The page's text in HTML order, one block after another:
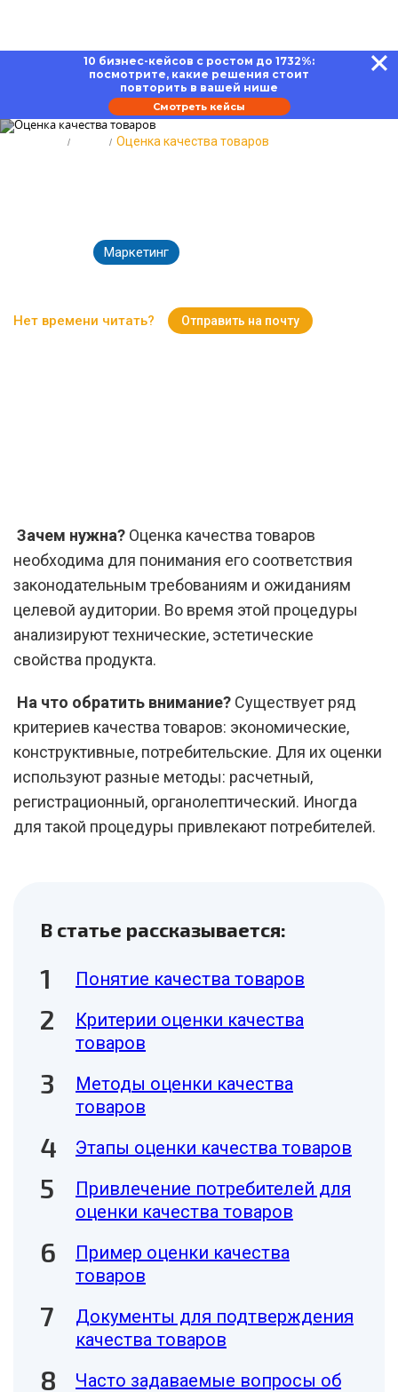
10 бизнес-кейсов с ростом до 1732%:
посмотрите, какие решения стоит
повторить в вашей нише
Смотреть кейсы
Оценка качества товаров
Маркетинг
Нет времени читать? Отправить на почту
Зачем нужна? Оценка качества товаров
необходима для понимания его соответствия
законодательным требованиям и ожиданиям
целевой аудитории. Во время этой процедуры
анализируют технические, эстетические
свойства продукта.
На что обратить внимание? Существует ряд
критериев качества товаров: экономические,
конструктивные, потребительские. Для их оценки
используют разные методы: расчетный,
регистрационный, органолептический. Иногда
для такой процедуры привлекают потребителей.
В статье рассказывается:
Понятие качества товаров
Критерии оценки качества
товаров
Методы оценки качества
товаров
Этапы оценки качества товаров
Привлечение потребителей для
оценки качества товаров
Пример оценки качества
товаров
Документы для подтверждения
качества товаров
Часто задаваемые вопросы об